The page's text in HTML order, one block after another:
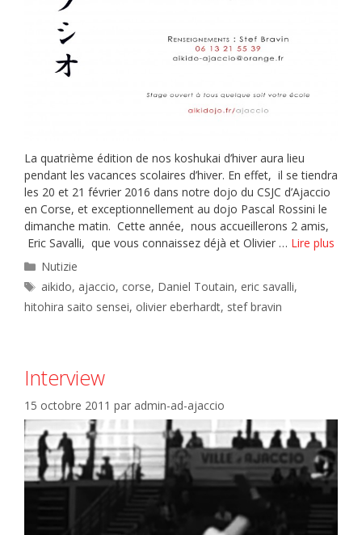
La quatrième édition de nos koshukai d’hiver aura lieu
pendant les vacances scolaires d’hiver. En effet, il se tiendra
les 20 et 21 février 2016 dans notre dojo du CSJC d’Ajaccio
en Corse, et exceptionnellement au dojo Pascal Rossini le
dimanche matin. Cette année, nous accueillerons 2 amis,
Eric Savalli, que vous connaissez déjà et Olivier … Lire plus
Catégories
Nutizie
Étiquettes
aikido, ajaccio, corse, Daniel Toutain, eric savalli,
hitohira saito sensei, olivier eberhardt, stef bravin
Interview
15 octobre 2011 par admin-ad-ajaccio